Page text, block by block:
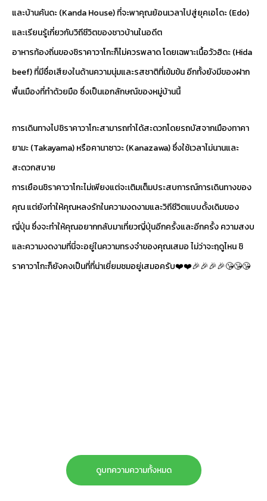
และบ้านคันดะ (Kanda House) ที่จะพาคุณย้อนเวลาไปสู่ยุคเอโดะ (Edo)
และเรียนรู้เกี่ยวกับวิถีชีวิตของชาวบ้านในอดีต
อาหารท้องถิ่นของชิราคาวาโกะก็ไม่ควรพลาด โดยเฉพาะเนื้อวัวฮิดะ (Hida
beef) ที่มีชื่อเสียงในด้านความนุ่มและรสชาติที่เข้มข้น อีกทั้งยังมีของฝาก
พื้นเมืองที่ทำด้วยมือ ซึ่งเป็นเอกลักษณ์ของหมู่บ้านนี้
การเดินทางไปชิราคาวาโกะสามารถทำได้สะดวกโดยรถบัสจากเมืองทาคา
ยามะ (Takayama) หรือคานาซาวะ (Kanazawa) ซึ่งใช้เวลาไม่นานและ
สะดวกสบาย
การเยือนชิราคาวาโกะไม่เพียงแต่จะเติมเต็มประสบการณ์การเดินทางของ
คุณ แต่ยังทำให้คุณหลงรักในความงดงามและวิถีชีวิตแบบดั้งเดิมของ
ญี่ปุ่น ซึ่งจะทำให้คุณอยากกลับมาเที่ยวญี่ปุ่นอีกครั้งและอีกครั้ง ความสงบ
และความงดงามที่นี่จะอยู่ในความทรงจำของคุณเสมอ ไม่ว่าจะฤดูไหน ชิ
ราคาวาโกะก็ยังคงเป็นที่ที่น่าเยี่ยมชมอยู่เสมอครับ❤️❤️🎉🎉🎉🎉😘😘😘
ดูบทความความทั้งหมด